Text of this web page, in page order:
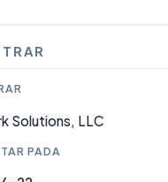
Solutions, LLC
PADA